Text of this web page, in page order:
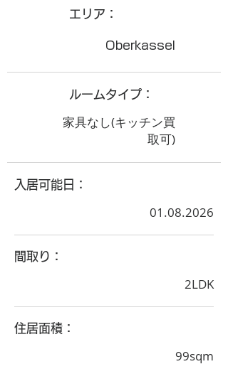
​エリア：
Oberkassel
ルームタイプ：
家具なし(キッチン買
取可)
入居可能日：
01.08.2026
間取り：
2LDK
住居面積：
99sqm